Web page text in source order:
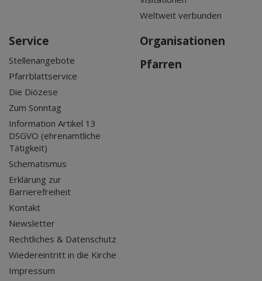
Weltweit verbunden
Service
Stellenangebote
Pfarrblattservice
Die Diözese
Zum Sonntag
Information Artikel 13
DSGVO (ehrenamtliche
Tätigkeit)
Schematismus
Erklärung zur
Barrierefreiheit
Kontakt
Newsletter
Rechtliches & Datenschutz
Wiedereintritt in die Kirche
Impressum
Organisationen
Pfarren